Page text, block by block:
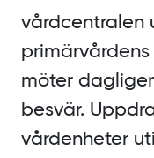
vårdcentralen
möter
besvär.
vårdenheter